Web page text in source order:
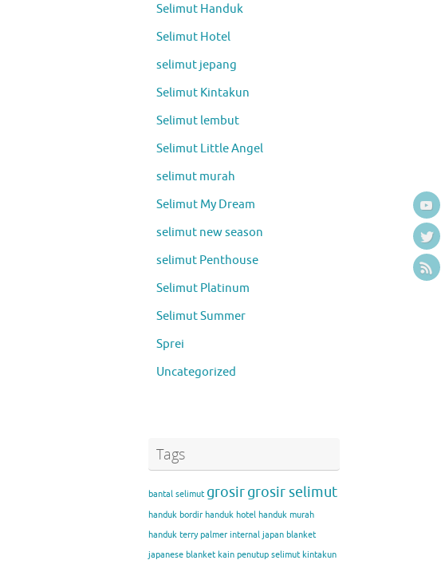
Selimut Handuk
Selimut Hotel
selimut jepang
Selimut Kintakun
Selimut lembut
Selimut Little Angel
selimut murah
Selimut My Dream
selimut new season
selimut Penthouse
Selimut Platinum
Selimut Summer
Sprei
Uncategorized
Tags
bantal selimut grosirgrosir selimut
handuk bordir handuk hotel handuk murah
handuk terry palmer internal japan blanket
japanese blanket kain penutup selimut kintakun